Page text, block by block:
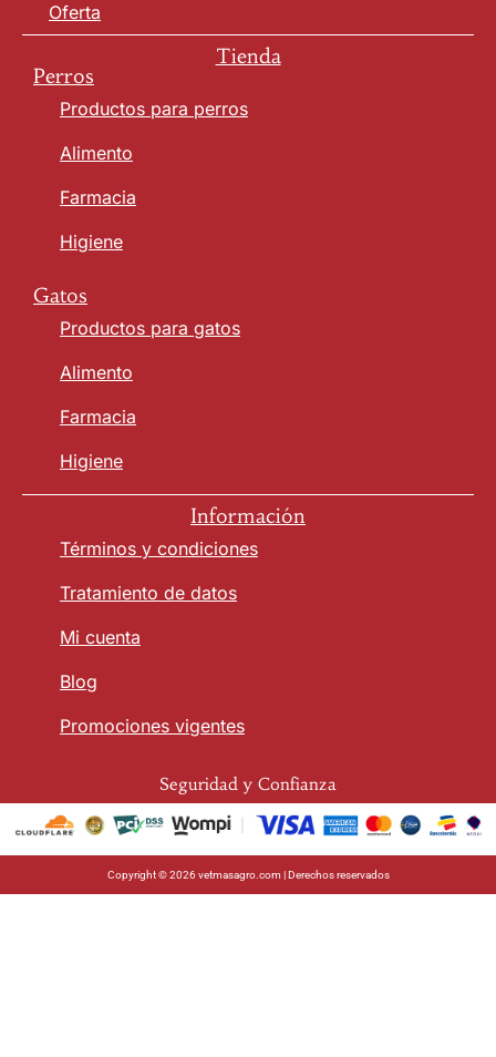
Oferta
Tienda
Perros
Productos para perros
Alimento
Farmacia
Higiene
Gatos
Productos para gatos
Alimento
Farmacia
Higiene
Información
Términos y condiciones
Tratamiento de datos
Mi cuenta
Blog
Promociones vigentes
Seguridad y Confianza
Copyright © 2026 vetmasagro.com | Derechos reservados